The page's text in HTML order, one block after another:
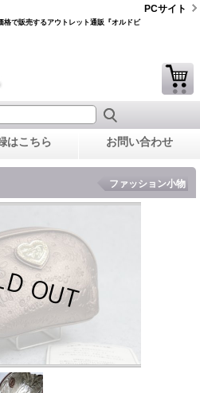
で販売するアウトレット通販『オルドビ
PCサイト
はこちら お問い合わせ
ファッション小物